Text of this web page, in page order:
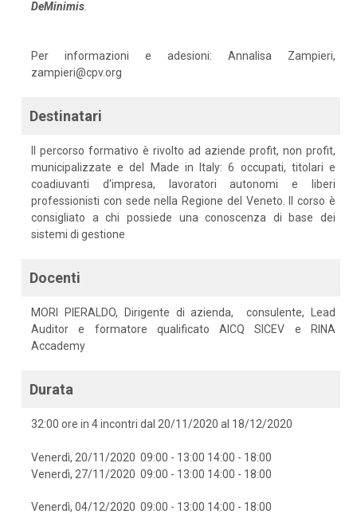
DeMinimis
Per informazioni e adesioni: Annalisa Zampieri,
zampieri@cpv.org
Destinatari
Il percorso formativo è rivolto ad aziende profit, non profit,
municipalizzate e del Made in Italy: 6 occupati, titolari e
coadiuvanti d'impresa, lavoratori autonomi e liberi
professionisti con sede nella Regione del Veneto. Il corso è
consigliato a chi possiede una conoscenza di base dei
sistemi di gestione
Docenti
MORI PIERALDO, Dirigente di azienda, consulente, Lead
Auditor e formatore qualificato AICQ SICEV e RINA
Accademy
Durata
32:00 ore in 4 incontri dal 20/11/2020 al 18/12/2020
Venerdì, 20/11/2020 09:00 - 13:00 14:00 - 18:00
Venerdì, 27/11/2020 09:00 - 13:00 14:00 - 18:00
Venerdì, 04/12/2020 09:00 - 13:00 14:00 - 18:00